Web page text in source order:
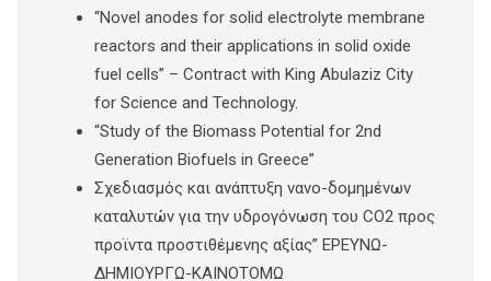
“Novel anodes for solid electrolyte membrane
reactors and their applications in solid oxide
fuel cells” – Contract with King Abulaziz City
for Science and Technology.
“Study of the Biomass Potential for 2nd
Generation Biofuels in Greece”
Σχεδιασμός και ανάπτυξη νανο-δομημένων
καταλυτών για την υδρογόνωση του CO2 προς
προϊντα προστιθέμενης αξίας” ΕΡΕΥΝΩ-
ΔΗΜΙΟΥΡΓΩ-ΚΑΙΝΟΤΟΜΩ